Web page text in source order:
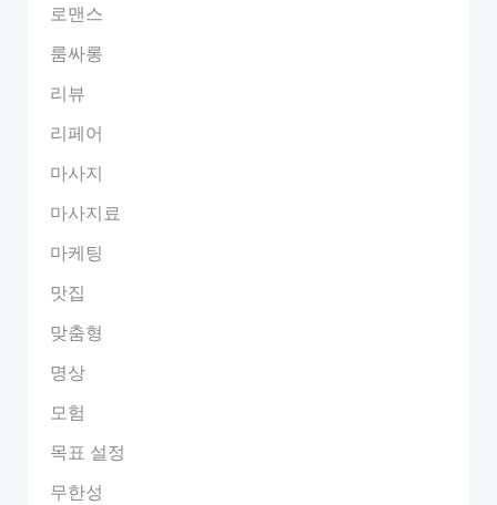
로맨스
룸싸롱
리뷰
리페어
마사지
마사지료
마케팅
맛집
맞춤형
명상
모험
목표 설정
무한성